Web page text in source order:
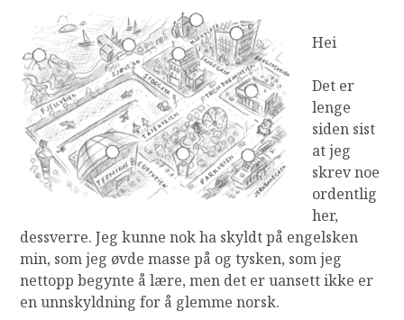
Hei
Det er
lenge
siden sist
at jeg
skrev noe
ordentlig
her,
dessverre. Jeg kunne nok ha skyldt på engelsken
min, som jeg øvde masse på og tysken, som jeg
nettopp begynte å lære, men det er uansett ikke er
en unnskyldning for å glemme norsk.